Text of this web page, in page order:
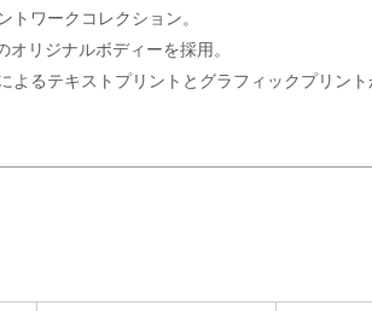
ワークコレクション。
リジナルボディーを採用。
るテキストプリントとグラフィックプリン